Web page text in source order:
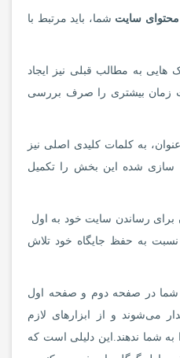
محتوای سایت شما، باید مرتبط با
هایی به مطالب قبلی نیز ایجاد
زمان بیشتری را صرف بررسی
به کلمات کلیدی اصلی نیز
سازی شده این بخش را تکمیل
رساندن سایت خود به اول
نسبت به حفظ جایگاه خود تلاش
شما در صفحه دوم و صفحه اول
می‌شوند و از ابزارهای لازم
به شما ندهند.این دلیلی است که